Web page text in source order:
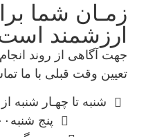
زمـان شما
ارزشمند
جهت آگاهی از روند
تعیین وقت قبلی با ما
شنبه تا چهـار شنبه از ساعت
پنج شنبه45۰۰ الی ۱۳:45